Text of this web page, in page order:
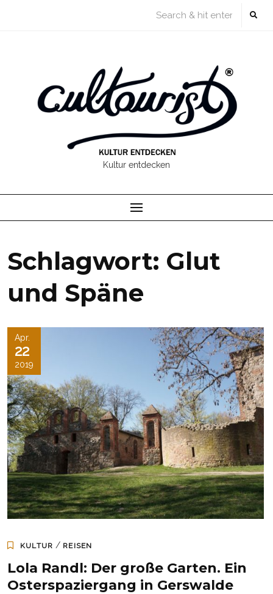
Kultur entdecken
Schlagwort: Glut
und Späne
Apr.
22
2019
KULTUR / REISEN
Lola Randl: Der große Garten. Ein
Osterspaziergang in Gerswalde